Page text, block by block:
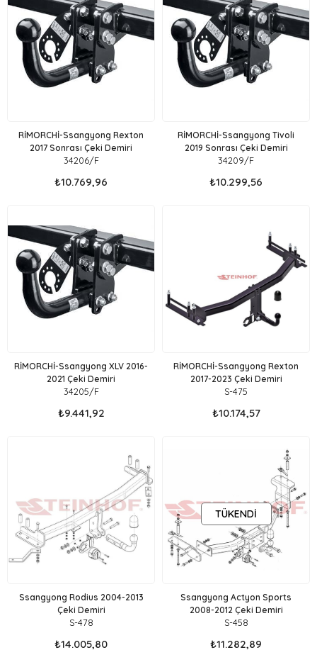
RİMORCHİ-Ssangyong Rexton
2017 Sonrası Çeki Demiri
34206/F
₺10.769,96
RİMORCHİ-Ssangyong Tivoli
2019 Sonrası Çeki Demiri
34209/F
₺10.299,56
RİMORCHİ-Ssangyong XLV 2016-
2021 Çeki Demiri
34205/F
₺9.441,92
RİMORCHİ-Ssangyong Rexton
2017-2023 Çeki Demiri
S-475
₺10.174,57
Ssangyong Rodius 2004-2013
Çeki Demiri
S-478
₺14.005,80
TÜKENDI
Ssangyong Actyon Sports
2008-2012 Çeki Demiri
S-458
₺11.282,89